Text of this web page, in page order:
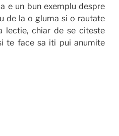
e un bun exemplu despre
de la o gluma si o rautate
lectie, chiar de se citeste
te face sa iti pui anumite